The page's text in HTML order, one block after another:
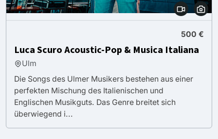
500 €
Luca Scuro Acoustic-Pop & Musica Italiana
Ulm
Die Songs des Ulmer Musikers bestehen aus einer
perfekten Mischung des Italienischen und
Englischen Musikguts. Das Genre breitet sich
überwiegend i...